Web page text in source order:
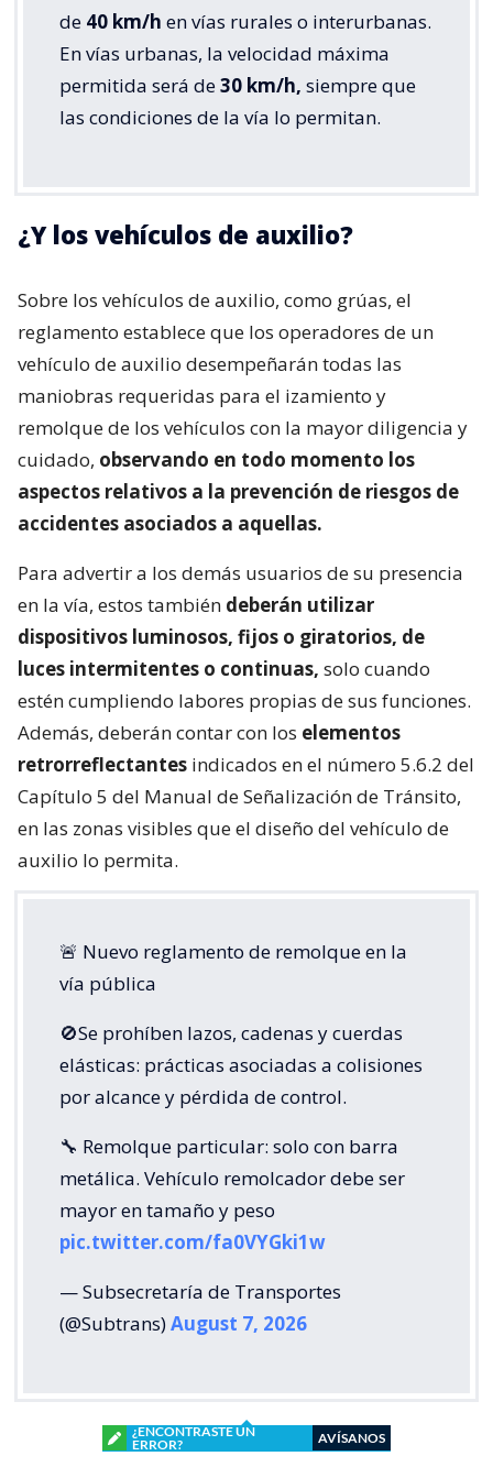
de 40 km/h en vías rurales o interurbanas.
En vías urbanas, la velocidad máxima
permitida será de30 km/h, siempre que
las condiciones de la vía lo permitan.
¿Y los vehículos de auxilio?
Sobre los vehículos de auxilio, como grúas, el
reglamento establece que los operadores de un
vehículo de auxilio desempeñarán todas las
maniobras requeridas para el izamiento y
remolque de los vehículos con la mayor diligencia y
cuidado, observando en todo momento los
aspectos relativos a la prevención de riesgos de
accidentes asociados a aquellas.
Para advertir a los demás usuarios de su presencia
en la vía, estos también deberán utilizar
dispositivos luminosos, fijos o giratorios, de
luces intermitentes o continuas, solo cuando
estén cumpliendo labores propias de sus funciones.
Además, deberán contar con los elementos
retrorreflectantes indicados en el número 5.6.2 del
Capítulo 5 del Manual de Señalización de Tránsito,
en las zonas visibles que el diseño del vehículo de
auxilio lo permita.
🚨 Nuevo reglamento de remolque en la
vía pública
🚫Se prohíben lazos, cadenas y cuerdas
elásticas: prácticas asociadas a colisiones
por alcance y pérdida de control.
🔧 Remolque particular: solo con barra
metálica. Vehículo remolcador debe ser
mayor en tamaño y peso
pic.twitter.com/fa0VYGki1w
— Subsecretaría de Transportes
(@Subtrans)August 7, 2026
¿ENCONTRASTE UN
ERROR?
AVÍSANOS